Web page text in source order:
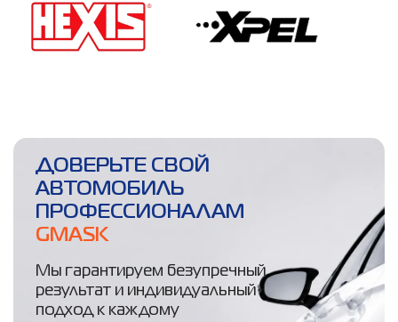
ДОВЕРЬТЕ СВОЙ
АВТОМОБИЛЬ
ПРОФЕССИОНАЛАМ
GMASK
Мы гарантируем безупречный
результат и индивидуальный
подход к каждому